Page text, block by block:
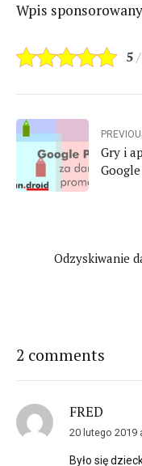
Wpis
5 /
Gry i
Odzyskiwanie
2 comments
FRED
20 lutego 2019
Było się